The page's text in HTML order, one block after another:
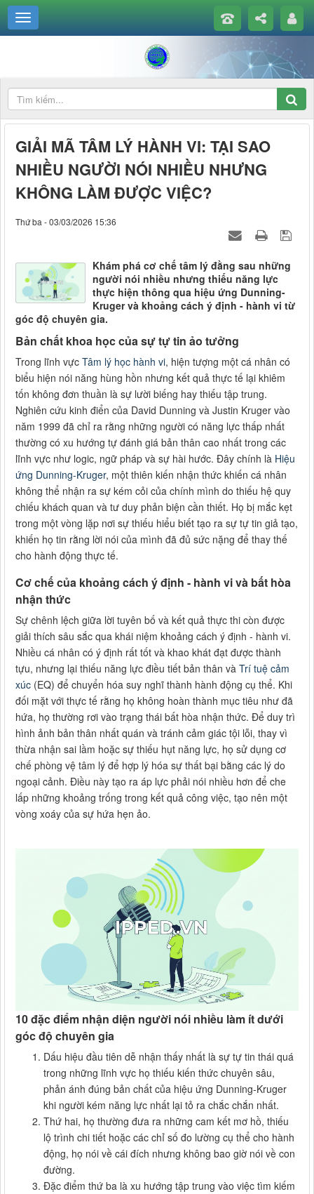
GIẢI MÃ TÂM LÝ HÀNH VI: TẠI SAO
NHIỀU NGƯỜI NÓI NHIỀU NHƯNG
KHÔNG LÀM ĐƯỢC VIỆC?
Thứ ba - 03/03/2026 15:36
Khám phá cơ chế tâm lý đằng sau những
người nói nhiều nhưng thiếu năng lực
thực hiện thông qua hiệu ứng Dunning-
Kruger và khoảng cách ý định - hành vi từ
góc độ chuyên gia.
Bản chất khoa học của sự tự tin ảo tưởng
Trong lĩnh vực Tâm lý học hành vi, hiện tượng một cá nhân có
biểu hiện nói năng hùng hồn nhưng kết quả thực tế lại khiêm
tốn không đơn thuần là sự lười biếng hay thiếu tập trung.
Nghiên cứu kinh điển của David Dunning và Justin Kruger vào
năm 1999 đã chỉ ra rằng những người có năng lực thấp nhất
thường có xu hướng tự đánh giá bản thân cao nhất trong các
lĩnh vực như logic, ngữ pháp và sự hài hước. Đây chính là Hiệu
ứng Dunning-Kruger, một thiên kiến nhận thức khiến cá nhân
không thể nhận ra sự kém cỏi của chính mình do thiếu hệ quy
chiếu khách quan và tư duy phản biện cần thiết. Họ bị mắc kẹt
trong một vòng lặp nơi sự thiếu hiểu biết tạo ra sự tự tin giả tạo,
khiến họ tin rằng lời nói của mình đã đủ sức nặng để thay thế
cho hành động thực tế.
Cơ chế của khoảng cách ý định - hành vi và bất hòa
nhận thức
Sự chênh lệch giữa lời tuyên bố và kết quả thực thi còn được
giải thích sâu sắc qua khái niệm khoảng cách ý định - hành vi.
Nhiều cá nhân có ý định rất tốt và khao khát đạt được thành
tựu, nhưng lại thiếu năng lực điều tiết bản thân và Trí tuệ cảm
xúc (EQ) để chuyển hóa suy nghĩ thành hành động cụ thể. Khi
đối mặt với thực tế rằng họ không hoàn thành mục tiêu như đã
hứa, họ thường rơi vào trạng thái bất hòa nhận thức. Để duy trì
hình ảnh bản thân nhất quán và tránh cảm giác tội lỗi, thay vì
thừa nhận sai lầm hoặc sự thiếu hụt năng lực, họ sử dụng cơ
chế phòng vệ tâm lý để hợp lý hóa sự thất bại bằng các lý do
ngoại cảnh. Điều này tạo ra áp lực phải nói nhiều hơn để che
lấp những khoảng trống trong kết quả công việc, tạo nên một
vòng xoáy của sự hứa hẹn ảo.
10 đặc điểm nhận diện người nói nhiều làm ít dưới
góc độ chuyên gia
Dấu hiệu đầu tiên dễ nhận thấy nhất là sự tự tin thái quá
trong những lĩnh vực họ thiếu kiến thức chuyên sâu,
phản ánh đúng bản chất của hiệu ứng Dunning-Kruger
khi người kém năng lực nhất lại tỏ ra chắc chắn nhất.
Thứ hai, họ thường đưa ra những cam kết mơ hồ, thiếu
lộ trình chi tiết hoặc các chỉ số đo lường cụ thể cho hành
động, họ nói về cái đích nhưng không bao giờ nói về con
đường.
Đặc điểm thứ ba là xu hướng tập trung vào việc tìm kiếm